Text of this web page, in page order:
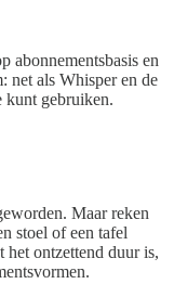
abonnementsbasis en
net als Whisper en de
kunt gebruiken.
Maar reken
stoel of een tafel
het ontzettend duur is,